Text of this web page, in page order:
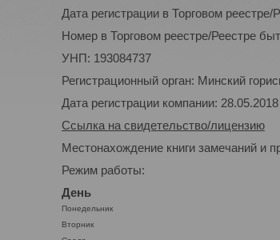
Дата регистрации в Торговом
Номер в Торговом реестре/Реестре
УНП: 193084737
Регистрационный орган: Минский
Дата регистрации компании: 28.05.2018
Ссылка на свидетельство/лицензию
Местонахождение книги замечаний и
Режим работы:
День
Понедельник
Вторник